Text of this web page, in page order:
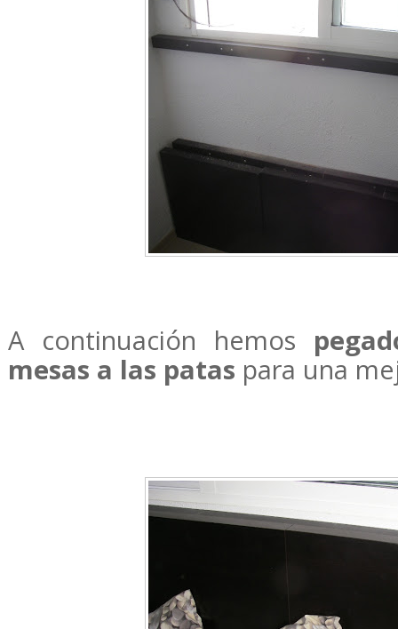
A continuación hemos
mesas a las patas para una